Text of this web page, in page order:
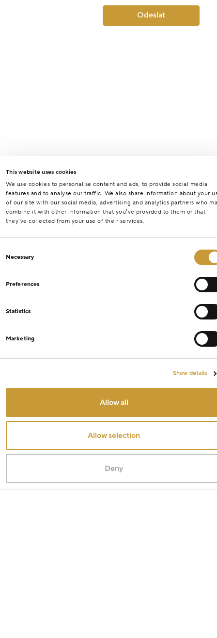
This website uses cookies
We use cookies to personalise content and ads, to provide social media
features and to analyse our traffic. We also share information about your
of our site with our social media, advertising and analytics partners who
combine it with other information that you’ve provided to them or that
they’ve collected from your use of their services.
Selection
Necessary
Preferences
Statistics
Marketing
Show details
Allow all
Allow selection
Deny
Odeslat